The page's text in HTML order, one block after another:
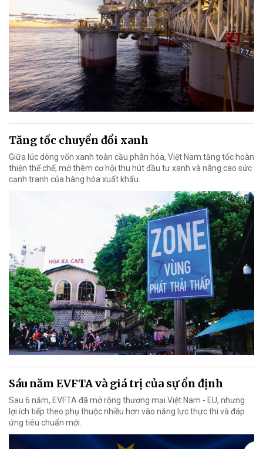
Tăng tốc chuyển đổi xanh
Giữa lúc dòng vốn xanh toàn cầu phân hóa, Việt Nam tăng tốc hoàn
thiện thể chế, mở thêm cơ hội thu hút đầu tư xanh và nâng cao sức
cạnh tranh của hàng hóa xuất khẩu.
Sáu năm EVFTA và giá trị của sự ổn định
Sau 6 năm, EVFTA đã mở rộng thương mại Việt Nam - EU, nhưng
lợi ích tiếp theo phụ thuộc nhiều hơn vào năng lực thực thi và đáp
ứng tiêu chuẩn mới.